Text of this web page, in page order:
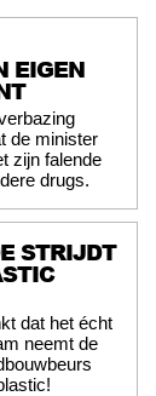
EIGEN
de minister
zijn falende
drugs.
STRIJDT
dat het écht
neemt de